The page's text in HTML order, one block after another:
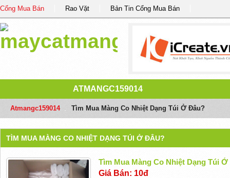
Cổng Mua Bán Rao Vặt Bản Tin Cổng Mua Bán
ATMANGC159014
Atmangc159014 Tìm Mua Màng Co Nhiệt Dạng Túi Ở Đâu?
TÌM MUA MÀNG CO NHIỆT DẠNG TÚI Ở ĐÂU?
Tìm Mua Màng Co Nhiệt Dạng Túi
Giá Bán: 10đ